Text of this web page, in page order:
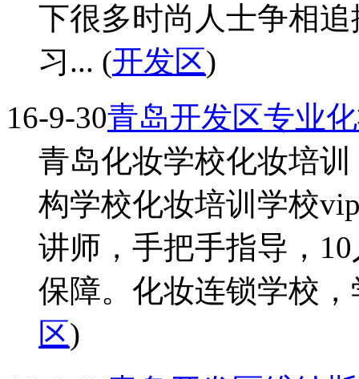
下很多时尚人士争相
习... (开发区)
16-9-30青岛开发区专业
青岛化妆学校化妆培
构学校化妆培训学校
讲师，手把手指导，
保障。化妆连锁学校
区)